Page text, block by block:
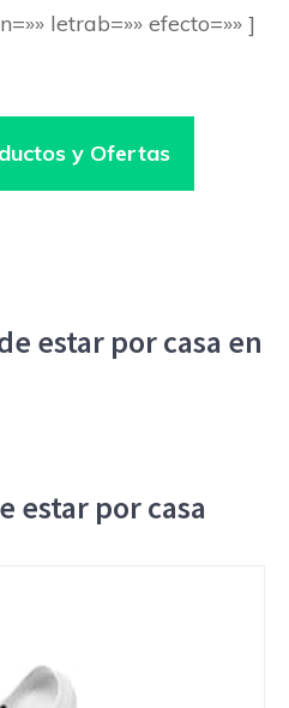
letrab=»» efecto=»» ]
y Ofertas
estar por casa en
estar por casa